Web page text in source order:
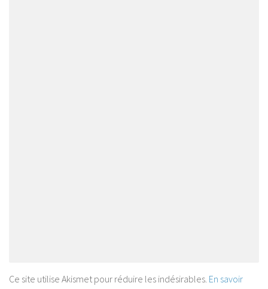
Ce site utilise Akismet pour réduire les indésirables. En savoir